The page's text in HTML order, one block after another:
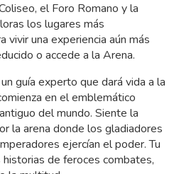
el Foro Romano y la
los lugares más
vivir una experiencia aún más
o accede a la Arena.
guía experto que dará vida a la
en el emblemático
del mundo. Siente la
la arena donde los gladiadores
ejercían el poder. Tu
de feroces combates,